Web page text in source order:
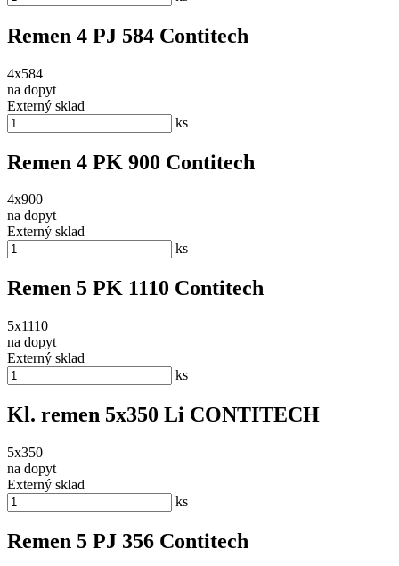
Remen 4 PJ 584 Contitech
4x584
na dopyt
Externý sklad
ks
Remen 4 PK 900 Contitech
4x900
na dopyt
Externý sklad
ks
Remen 5 PK 1110 Contitech
5x1110
na dopyt
Externý sklad
ks
Kl. remen 5x350 Li CONTITECH
5x350
na dopyt
Externý sklad
ks
Remen 5 PJ 356 Contitech